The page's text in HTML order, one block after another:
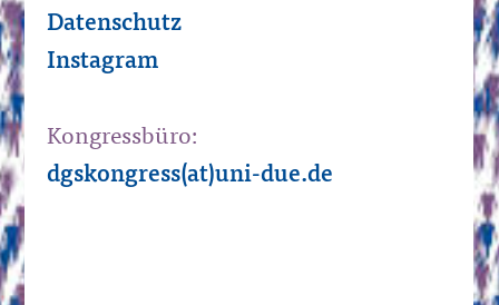
Datenschutz
Instagram
Kongressbüro:
dgskongress(at)uni-due.de